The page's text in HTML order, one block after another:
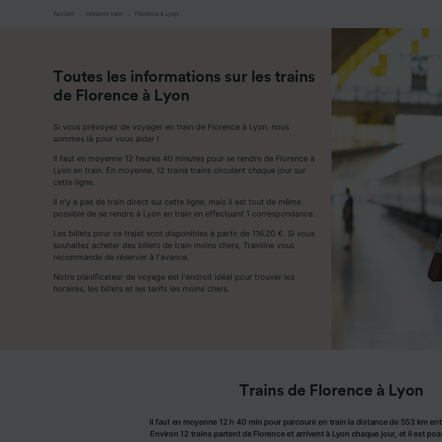
Accueil Horaires train Florence à Lyon
Toutes les informations sur les trains
de Florence à Lyon
Si vous prévoyez de voyager en train de Florence à Lyon, nous
sommes là pour vous aider !
Il faut en moyenne 12 heures 40 minutes pour se rendre de Florence à
Lyon en train. En moyenne, 12 trains trains circulent chaque jour sur
cette ligne.
Il n'y a pas de train direct sur cette ligne, mais il est tout de même
possible de se rendre à Lyon en train en effectuant 1 correspondance.
Les billets pour ce trajet sont disponibles à partir de 116.20 €. Si vous
souhaitez acheter des billets de train moins chers, Trainline vous
recommande de réserver à l'avance.
Notre planificateur de voyage est l'endroit idéal pour trouver les
horaires, les billets et les tarifs les moins chers.
Trains de Florence à Lyon
Il faut en moyenne 12 h 40 min pour parcourir en train la distance de 553 km
Environ 12 trains partent de Florence et arrivent à Lyon chaque jour, et il est
Liste de nos partenaires (fournisseurs)